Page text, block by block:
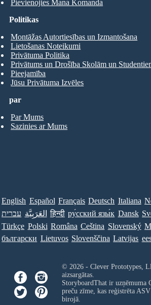
Pievienojies Mana Komanda
par
Par Mums
Sazinies ar Mums
Politikas
Montāžas Autortiesības un Izmantošana
Lietošanas Noteikumi
Privātuma Politika
Privātums un Drošība Skolām un
Pieejamība
Jūsu Privātuma Izvēles
English Español Français Deutsch Italiana
עברית العَرَبِيَّة हिन्दी ру́сский язы́к Dansk
Türkçe Polski Româna Ceština Slovenský
български Lietuvos Slovenščina Latvijas
© 2026 - Clever Prototypes,
aizsargātas.
StoryboardThat ir uzņēmuma
preču zīme, kas reģistrēta
birojā.